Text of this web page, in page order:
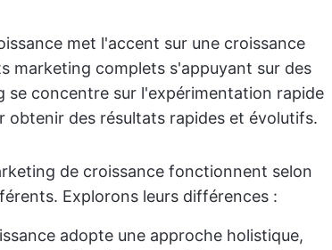
met l'accent sur une croissance
marketing complets s'appuyant sur des
concentre sur l'expérimentation rapide
des résultats rapides et évolutifs.
de croissance fonctionnent selon
Explorons leurs différences :
adopte une approche holistique,